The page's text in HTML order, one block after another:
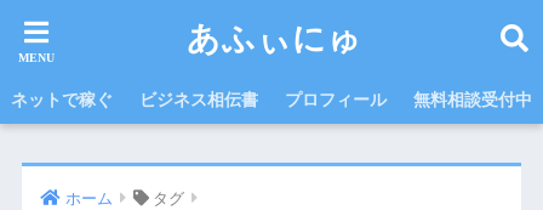
あふぃにゅ
ネットで稼ぐ ビジネス相伝書 プロフィール 無料相談受付中
ホーム タグ